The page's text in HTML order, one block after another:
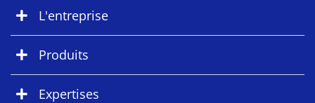
L'entreprise
Produits
Expertises